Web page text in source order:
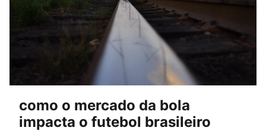
como o mercado da bola
impacta o futebol brasileiro